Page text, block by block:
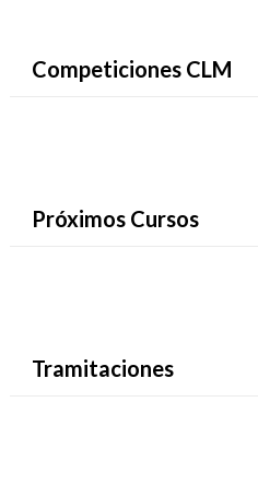
Competiciones CLM
Próximos Cursos
Tramitaciones